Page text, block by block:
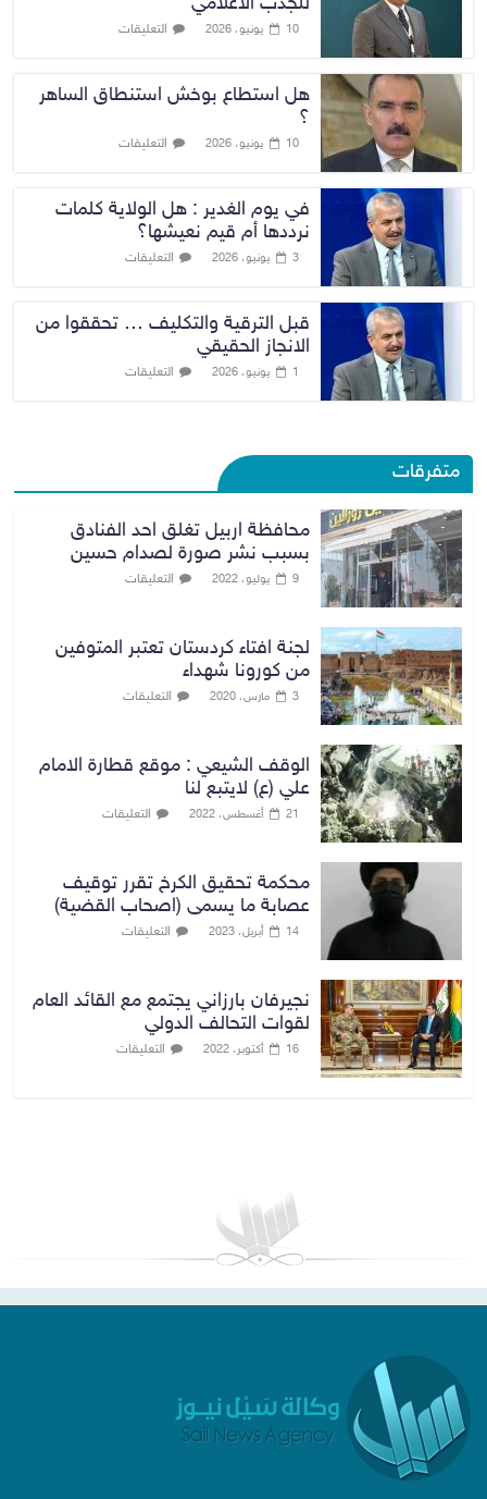
10 يونيو، 2026 التعليقات
هل استطاع بوخش استنطاق الساهر
؟
10 يونيو، 2026 التعليقات
في يوم الغدير : هل الولاية كلمات
نرددها أم قيم نعيشها؟
3 يونيو، 2026 التعليقات
قبل الترقية والتكليف … تحققوا من
الانجاز الحقيقي
1 يونيو، 2026 التعليقات
متفرقات
محافظة اربيل تغلق احد الفنادق
بسبب نشر صورة لصدام حسين
9 يوليو، 2022 التعليقات
لجنة افتاء كردستان تعتبر المتوفين
من كورونا شهداء
3 مارس، 2020 التعليقات
الوقف الشيعي : موقع قطارة الامام
علي (ع) لايتبع لنا
21 أغسطس، 2022 التعليقات
محكمة تحقيق الكرخ تقرر توقيف
عصابة ما يسمى (اصحاب القضية)
14 أبريل، 2023 التعليقات
نجيرفان بارزاني يجتمع مع القائد العام
لقوات التحالف الدولي
16 أكتوبر، 2022 التعليقات